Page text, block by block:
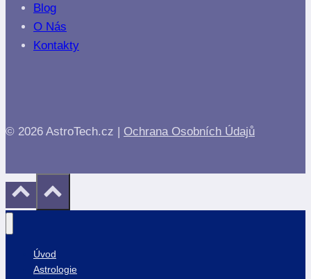
Blog
O Nás
Kontakty
© 2026 AstroTech.cz | Ochrana Osobních Údajů
Úvod
Astrologie